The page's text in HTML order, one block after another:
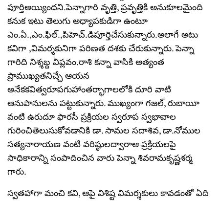
పూర్తిఅయ్యిందని.పెన్నాగారి వృత్తి, ప్రవృత్తికి అనుకూలమైంది
కనుక ఇటు తెలుగు అధ్యాపకుడిగా ఉంటూ
ఎం.ఏ.,ఎం.ఫిల్.,పిహెచ్.డిపూర్తిచేసుకున్నారు.అలాగే అటు
కవిగా ,విమర్శకునిగా పరిణత దశకు చేరుకున్నారు. పెన్నా
గారిది నిశ్శబ్ద విప్లవం.రాశి కన్నా వాసికి అత్యంత
ప్రాముఖ్యతనిచ్చే ఆయన
అనేకకవిత్వరూపగుహాంతర్భాగాలలోకి దూరి వాటి
ఆనుపానులను పట్టుకున్నారు. ముఖ్యంగా గజల్, రుబాయీ
వంటి ఉరుదూ ఫారసీ ప్రక్రియల స్వరూప స్వభావాల
గురించితెలుసుకోవడానికి డా. సామల సదాశివ, డా.నోముల
సత్యనారాయణ వంటి వరిష్ఠులద్వారాఆ ప్రక్రియలపై
సాధికారాన్ని సంపాదించిన వారు పెన్నా శివరామకృష్ణశర్మ
గారు.
స్వతహాగా మంచి కవి, ఆపై విశిష్ట విమర్శకులు కావడంతో ఏది